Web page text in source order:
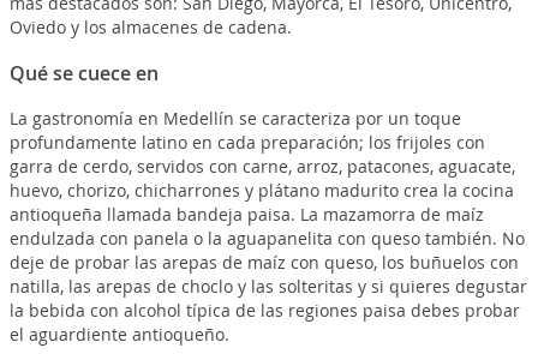
Oviedo y los almacenes de cadena.
Qué se cuece en
La gastronomía en Medellín se caracteriza por un toque
profundamente latino en cada preparación; los frijoles con
garra de cerdo, servidos con carne, arroz, patacones, aguacate,
huevo, chorizo, chicharrones y plátano madurito crea la cocina
antioqueña llamada bandeja paisa. La mazamorra de maíz
endulzada con panela o la aguapanelita con queso también. No
deje de probar las arepas de maíz con queso, los buñuelos con
natilla, las arepas de choclo y las solteritas y si quieres degustar
la bebida con alcohol típica de las regiones paisa debes probar
el aguardiente antioqueño.